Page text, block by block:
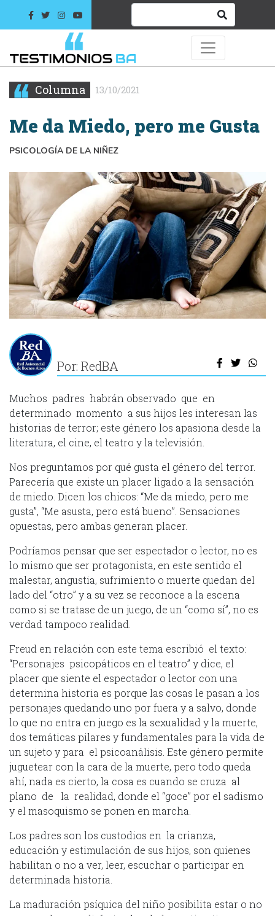
Columna 13/10/2021
Me da Miedo, pero me Gusta
PSICOLOGÍA DE LA NIÑEZ
Por: RedBA
Muchos padres habrán observado que en
determinado momento a sus hijos les interesan las
historias de terror; este género los apasiona desde la
literatura, el cine, el teatro y la televisión.
Nos preguntamos por qué gusta el género del terror.
Parecería que existe un placer ligado a la sensación
de miedo. Dicen los chicos: “Me da miedo, pero me
gusta”, “Me asusta, pero está bueno”. Sensaciones
opuestas, pero ambas generan placer.
Podríamos pensar que ser espectador o lector, no es
lo mismo que ser protagonista, en este sentido el
malestar, angustia, sufrimiento o muerte quedan del
lado del “otro” y a su vez se reconoce a la escena
como si se tratase de un juego, de un “como sí”, no es
verdad tampoco realidad.
Freud en relación con este tema escribió el texto:
“Personajes psicopáticos en el teatro” y dice, el
placer que siente el espectador o lector con una
determina historia es porque las cosas le pasan a los
personajes quedando uno por fuera y a salvo, donde
lo que no entra en juego es la sexualidad y la muerte,
dos temáticas pilares y fundamentales para la vida de
un sujeto y para el psicoanálisis. Este género permite
juguetear con la cara de la muerte, pero todo queda
ahí, nada es cierto, la cosa es cuando se cruza al
plano de la realidad, donde el “goce” por el sadismo
y el masoquismo se ponen en marcha.
Los padres son los custodios en la crianza,
educación y estimulación de sus hijos, son quienes
habilitan o no a ver, leer, escuchar o participar en
determinada historia.
La maduración psíquica del niño posibilita estar o no